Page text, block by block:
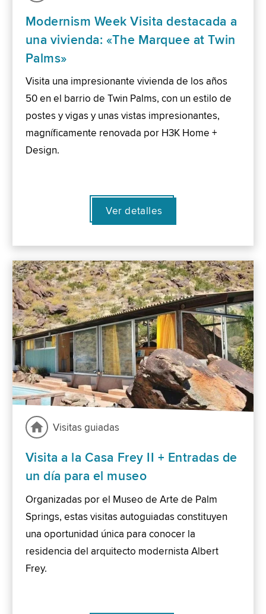
Modernism Week Visita destacada a
una vivienda: «The Marquee at Twin
Palms»
Visita una impresionante vivienda de los años
50 en el barrio de Twin Palms, con un estilo de
postes y vigas y unas vistas impresionantes,
magníficamente renovada por H3K Home +
Design.
Ver detalles
Visitas guiadas
Visita a la Casa Frey II + Entradas de
un día para el museo
Organizadas por el Museo de Arte de Palm
Springs, estas visitas autoguiadas constituyen
una oportunidad única para conocer la
residencia del arquitecto modernista Albert
Frey.